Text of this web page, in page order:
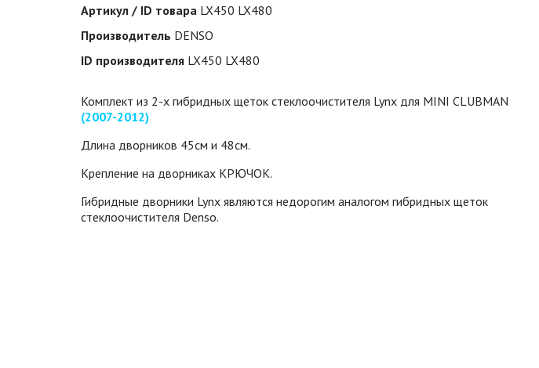
Артикул / ID товара LX450 LX480
Производитель DENSO
ID производителя LX450 LX480
Комплект из 2-х гибридных щеток стеклоочистителя Lynx для MINI CLUBMAN
(2007-2012)
Длина дворников 45см и 48см.
Крепление на дворниках КРЮЧОК.
Гибридные дворники Lynx являются недорогим аналогом гибридных щеток
стеклоочистителя Denso.